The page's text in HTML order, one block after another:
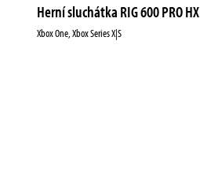
Herní sluchátka RIG 600 PRO HX
Xbox One, Xbox Series X|S